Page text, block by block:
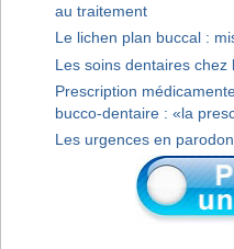
au traitement
Le lichen plan buccal :
Les soins dentaires chez
Prescription
bucco-dentaire : «la
Les urgences en